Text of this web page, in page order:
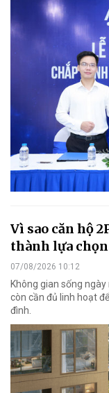
Vì sao căn hộ
thành lựa
07/08/2026 10:12
Không gian sống
còn cần đủ linh hoạt
đình.